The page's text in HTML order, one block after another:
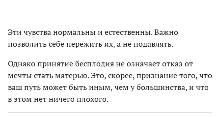
Эти чувства нормальны и естественны. Важно
позволить себе пережить их, а не подавлять.
Однако принятие бесплодия не означает отказ от
мечты стать матерью. Это, скорее, признание того, что
ваш путь может быть иным, чем у большинства, и что
в этом нет ничего плохого.